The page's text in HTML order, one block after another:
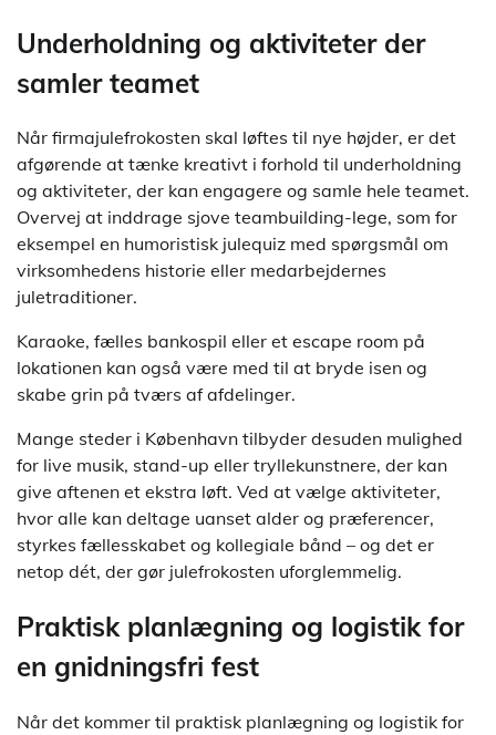
Underholdning og aktiviteter der
samler teamet
Når firmajulefrokosten skal løftes til nye højder, er det
afgørende at tænke kreativt i forhold til underholdning
og aktiviteter, der kan engagere og samle hele teamet.
Overvej at inddrage sjove teambuilding-lege, som for
eksempel en humoristisk julequiz med spørgsmål om
virksomhedens historie eller medarbejdernes
juletraditioner.
Karaoke, fælles bankospil eller et escape room på
lokationen kan også være med til at bryde isen og
skabe grin på tværs af afdelinger.
Mange steder i København tilbyder desuden mulighed
for live musik, stand-up eller tryllekunstnere, der kan
give aftenen et ekstra løft. Ved at vælge aktiviteter,
hvor alle kan deltage uanset alder og præferencer,
styrkes fællesskabet og kollegiale bånd – og det er
netop dét, der gør julefrokosten uforglemmelig.
Praktisk planlægning og logistik for
en gnidningsfri fest
Når det kommer til praktisk planlægning og logistik for